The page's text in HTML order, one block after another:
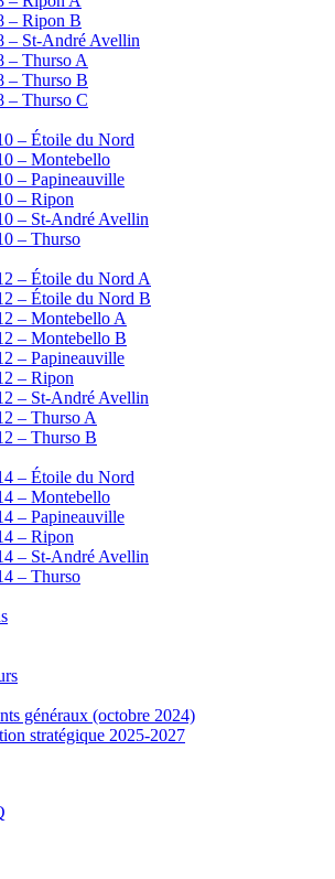
– Ripon B
– St-André Avellin
– Thurso A
– Thurso B
– Thurso C
– Étoile du Nord
– Montebello
– Papineauville
– Ripon
– St-André Avellin
– Thurso
– Étoile du Nord A
– Étoile du Nord B
– Montebello A
– Montebello B
– Papineauville
– Ripon
– St-André Avellin
– Thurso A
– Thurso B
– Étoile du Nord
– Montebello
– Papineauville
– Ripon
– St-André Avellin
– Thurso
généraux (octobre 2024)
stratégique 2025-2027